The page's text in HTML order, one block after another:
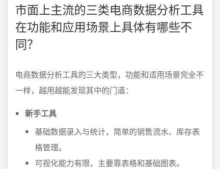
市面上主流的三类电商数据分析工具
在功能和应用场景上具体有哪些不
同？
电商数据分析工具的三大类型，功能和适用场景完全不
一样，越用越能发现其中的门道：
新手工具
基础数据录入与统计，简单的销售流水、库存表
格管理。
可视化能力有限，主要靠表格和基础图表。